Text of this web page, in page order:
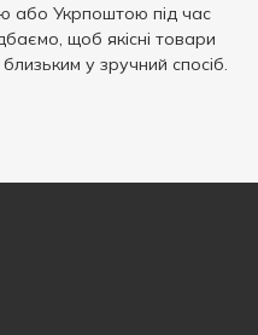
або Укрпоштою під час
щоб якісні товари
у зручний спосіб.